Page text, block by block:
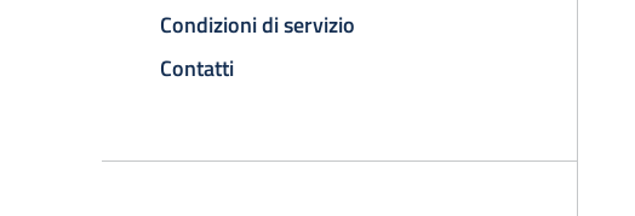
Condizioni di servizio
Contatti